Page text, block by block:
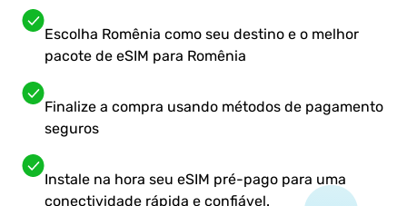
Escolha Romênia como seu destino e o melhor
pacote de eSIM para Romênia
Finalize a compra usando métodos de pagamento
seguros
Instale na hora seu eSIM pré-pago para uma
conectividade rápida e confiável.